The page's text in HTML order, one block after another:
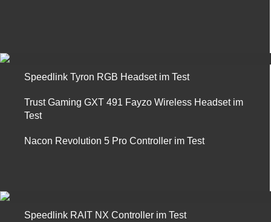
Speedlink Tyron RGB Headset im Test
Trust Gaming GXT 491 Fayzo Wireless Headset im
Test
Nacon Revolution 5 Pro Controller im Test
Speedlink RAIT NX Controller im Test